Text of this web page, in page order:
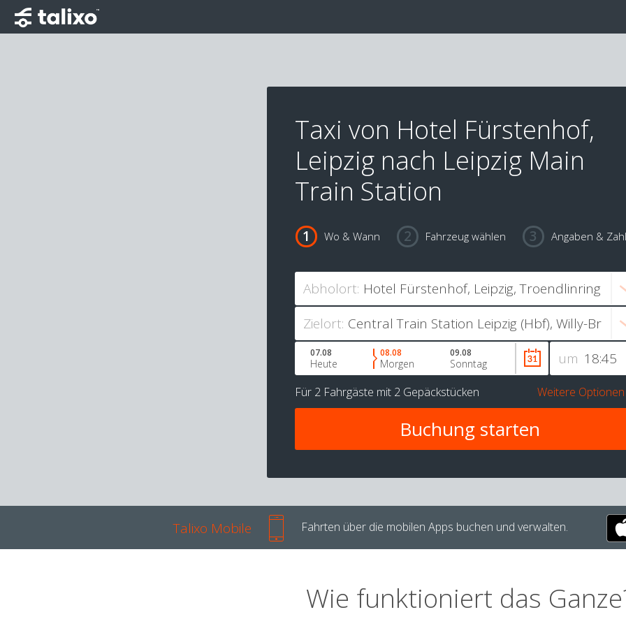
Taxi von Hotel Fürstenhof,
Leipzig nach Leipzig Main
Train Station
Wo & Wann Fahrzeug wählen Angaben &
Abholort:
Zielort:
um
07.08
Heute
08.08
Morgen
09.08
Sonntag
Für 2 Fahrgäste mit 2 Gepäckstücken Weitere Optionen
Talixo Mobile Fahrten über die mobilen Apps buchen und verwalten.
Wie funktioniert das